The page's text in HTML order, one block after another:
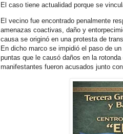
El caso tiene actualidad porque se
El vecino fue encontrado penalmente
amenazas coactivas, daño y
causa se originó en una protesta de
En dicho marco se impidió el paso de
puntas que le causó daños en la
manifestantes fueron acusados junto